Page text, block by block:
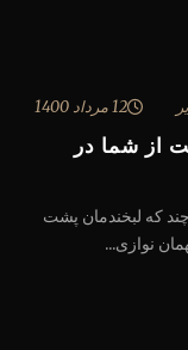
12 مرداد 1400
از شما در
که لبخندمان پشت
نوازی...